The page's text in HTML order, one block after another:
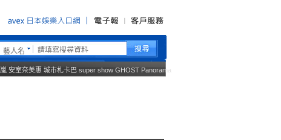
藝人名
嵐 安室奈美惠 城市札卡巴 super show GHOST Panorama